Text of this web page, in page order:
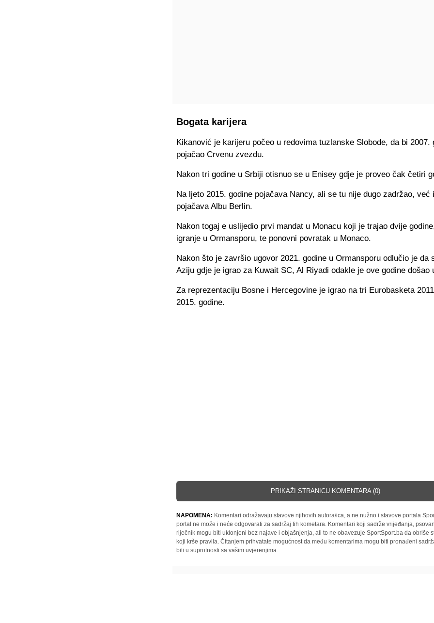
Bogata karijera
Kikanović je karijeru počeo u redovima tuzlanske Slobode, da bi 2007.
pojačao Crvenu zvezdu.
Nakon tri godine u Srbiji otisnuo se u Enisey gdje je proveo čak četiri
Na ljeto 2015. godine pojačava Nancy, ali se tu nije dugo zadržao, već
pojačava Albu Berlin.
Nakon togaj e uslijedio prvi mandat u Monacu koji je trajao dvije
igranje u Ormansporu, te ponovni povratak u Monaco.
Nakon što je završio ugovor 2021. godine u Ormansporu odlučio je da
Aziju gdje je igrao za Kuwait SC, Al Riyadi odakle je ove godine došao
Za reprezentaciju Bosne i Hercegovine je igrao na tri Eurobasketa
2015. godine.
PRIKAŽI STRANICU KOMENTARA (0)
NAPOMENA: Komentari odražavaju stavove njihovih autora/ica, a ne nužno i stavove portala
portal ne može i neće odgovarati za sadržaj tih kometara. Komentari koji sadrže vrijeđanja,
riječnik mogu biti uklonjeni bez najave i objašnjenja, ali to ne obavezuje SportSport.ba da obriše
koji krše pravila. Čitanjem prihvatate mogućnost da među komentarima mogu biti pronađeni
biti u suprotnosti sa vašim uvjerenjima.